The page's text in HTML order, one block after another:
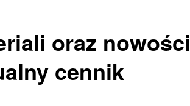
oraz nowości
cennik